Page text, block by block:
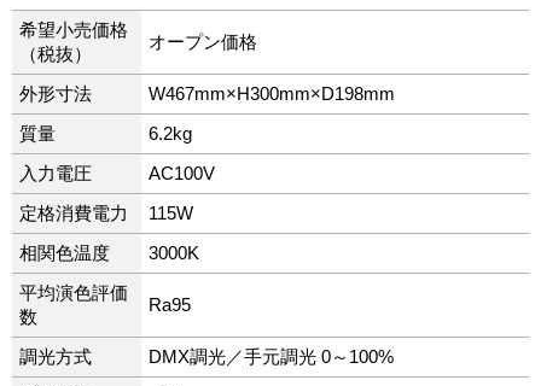
希望小売価格
（税抜）
オープン価格
外形寸法 W467mm×H300mm×D198mm
質量 6.2kg
入力電圧 AC100V
定格消費電力 115W
相関色温度 3000K
平均演色評価
数
Ra95
調光方式 DMX調光／手元調光 0～100%